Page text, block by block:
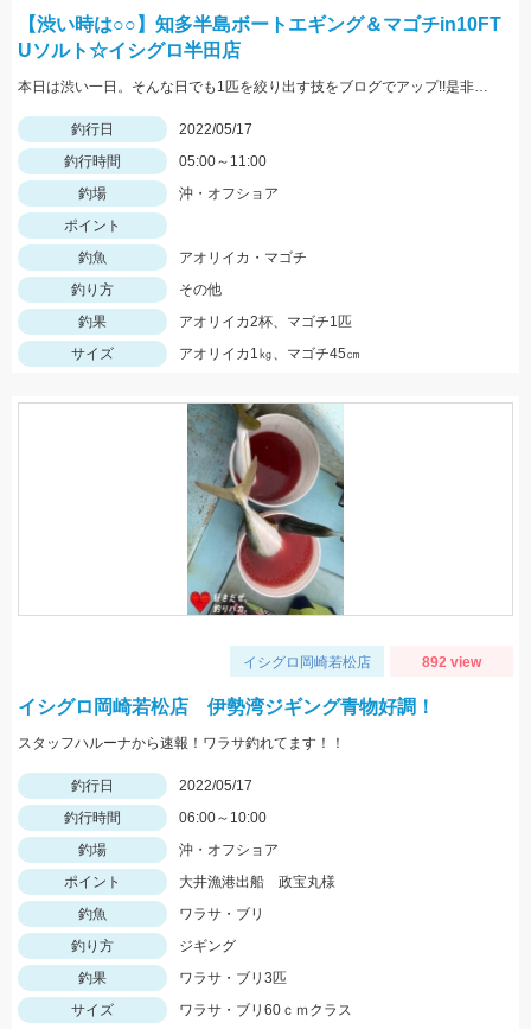
【渋い時は○○】知多半島ボートエギング＆マゴチin10FT
Uソルト☆イシグロ半田店
本日は渋い一日。そんな日でも1匹を絞り出す技をブログでアップ!!是非ご覧ください。
釣行日
2022/05/17
釣行時間
05:00～11:00
釣場
沖・オフショア
ポイント
釣魚
アオリイカ・マゴチ
釣り方
その他
釣果
アオリイカ2杯、マゴチ1匹
サイズ
アオリイカ1㎏、マゴチ45㎝
イシグロ岡崎若松店 892 view
イシグロ岡崎若松店 伊勢湾ジギング青物好調！
スタッフハルーナから速報！ワラサ釣れてます！！
釣行日
2022/05/17
釣行時間
06:00～10:00
釣場
沖・オフショア
ポイント
大井漁港出船 政宝丸様
釣魚
ワラサ・ブリ
釣り方
ジギング
釣果
ワラサ・ブリ3匹
サイズ
ワラサ・ブリ60ｃｍクラス